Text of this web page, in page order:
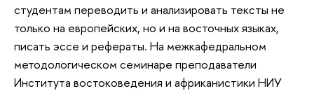
студентам переводить и анализировать тексты не
только на европейских, но и на восточных языках,
писать эссе и рефераты. На межкафедральном
методологическом семинаре преподаватели
Института востоковедения и африканистики НИУ